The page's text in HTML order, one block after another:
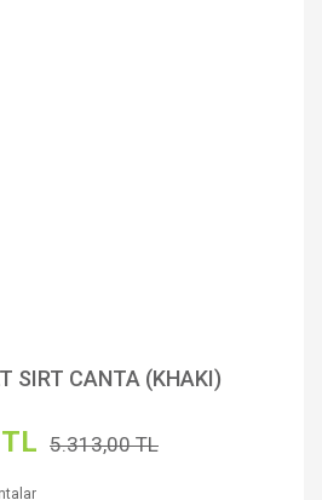
SIRT CANTA (KHAKI)
5.313,00 TL